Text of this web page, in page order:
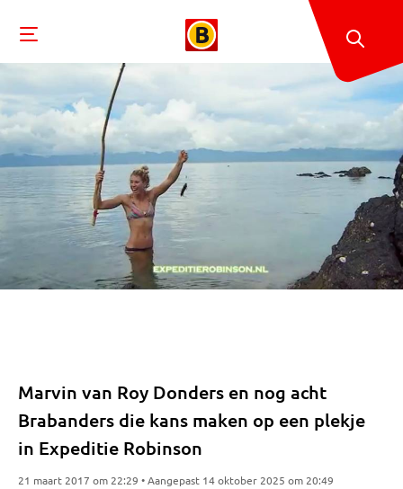
Marvin van Roy Donders en nog acht
Brabanders die kans maken op een plekje
in Expeditie Robinson
21 maart 2017 om 22:29 • Aangepast 14 oktober 2025 om 20:49